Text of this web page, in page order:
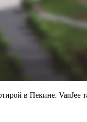
в Пекине. VanJee